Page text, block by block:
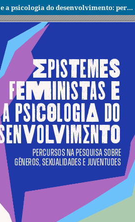
Epistemes feministas e a psicologia do desenvolvimento: percursos na pesquisa sobre gêneros, sexualidades e juventudes